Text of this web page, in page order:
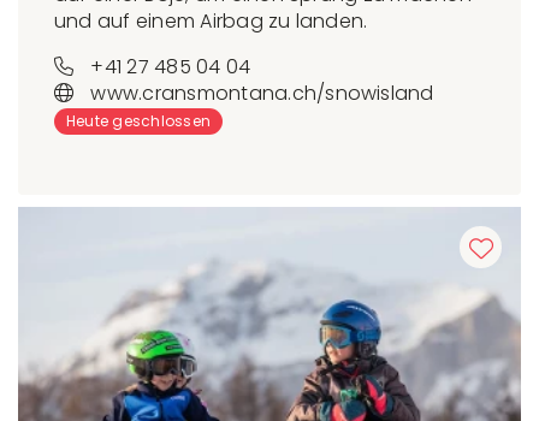
und auf einem Airbag zu landen.
+41 27 485 04 04
www.cransmontana.ch/snowisland
Heute geschlossen